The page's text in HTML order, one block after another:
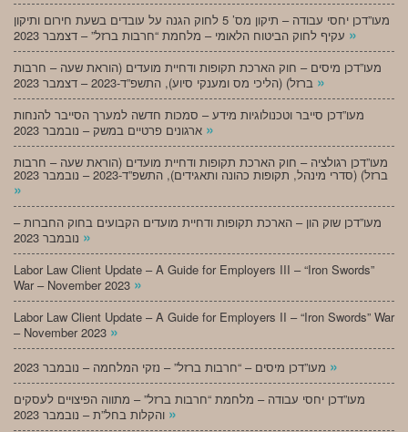
מעו”דכן יחסי עבודה – תיקון מס’ 5 לחוק הגנה על עובדים בשעת חירום ותיקון
»
מעו”דכן מיסים – חוק הארכת תקופות ודחיית מועדים (הוראת שעה – חרבות
»
מעו”דכן סייבר וטכנולוגיות מידע – סמכות חדשה למערך הסייבר להנחות
»
מעו”דכן רגולציה – חוק הארכת תקופות ודחיית מועדים (הוראת שעה – חרבות
ברזל) (סדרי מינהל, תקופות כהונה ותאגידים), התשפ”ד-2023 – נובמבר 2023
»
מעו”דכן שוק הון – הארכת תקופות ודחיית מועדים הקבועים בחוק החברות –
»
Labor Law Client Update – A Guide for Employers III – “Iron Swords”
War – November 2023 »
Labor Law Client Update – A Guide for Employers II – “Iron Swords” War
– November 2023 »
»
מעו”דכן יחסי עבודה – מלחמת “חרבות ברזל” – מתווה הפיצויים לעסקים
»